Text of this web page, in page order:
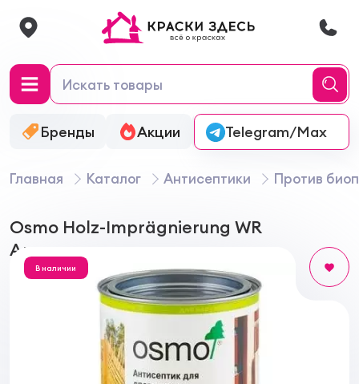
Бренды Акции Онлайн-колеровка
Telegram/Max
Главная Каталог Антисептики Против
Osmo Holz-Imprägnierung WR
Антисептик для древесины
В наличии